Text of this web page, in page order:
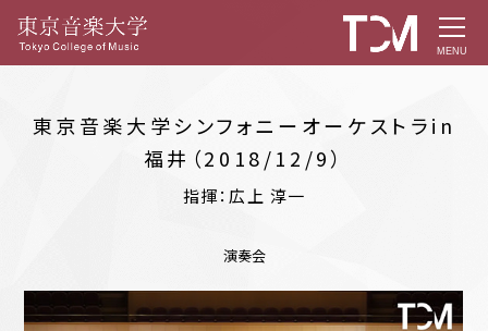
MENU
東京音楽大学シンフォニーオーケストラin
福井（2018/12/9）
指揮：広上 淳一
演奏会